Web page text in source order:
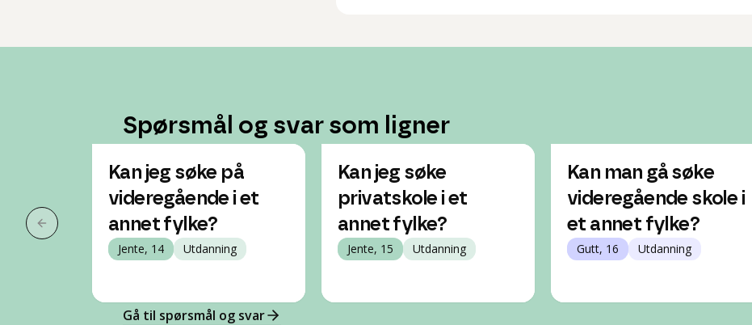
Spørsmål og svar som ligner
Forrige slide
Kan jeg søke på
videregående i et
annet fylke?
Jente, 14 Utdanning
Kan jeg søke
privatskole i et
annet fylke?
Jente, 15 Utdanning
Kan man gå søke
videregående skole i
et annet fylke?
Gutt, 16 Utdanning
Gå til spørsmål og svar